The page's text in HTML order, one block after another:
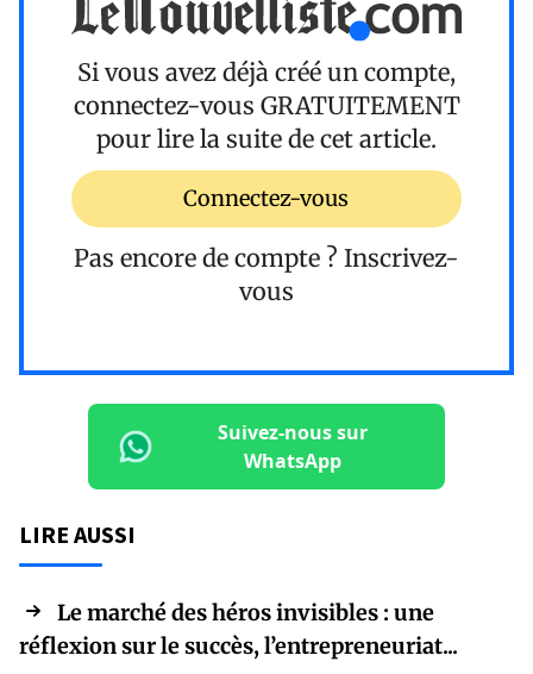
Si vous avez déjà créé un compte,
connectez-vous GRATUITEMENT
pour lire la suite de cet article.
Connectez-vous
Pas encore de compte ? Inscrivez-
vous
Suivez-nous sur
WhatsApp
LIRE AUSSI
Le marché des héros invisibles : une
réflexion sur le succès, l’entrepreneuriat...